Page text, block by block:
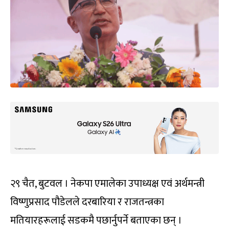
२९ चैत, बुटवल । नेकपा एमालेका उपाध्यक्ष एवं अर्थमन्त्री
विष्णुप्रसाद पौडेलले दरबारिया र राजतन्त्रका
मतियारहरूलाई सडकमै पछार्नुपर्ने बताएका छन् ।